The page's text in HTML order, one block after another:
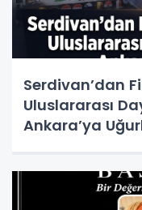
Serdivan’dan
Uluslararası
Ankara’ya